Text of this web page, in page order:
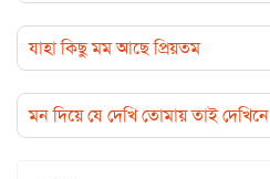
যাহা কিছু মম আছে প্রিয়তম
মন দিয়ে যে দেখি তোমায় তাই দেখিনে